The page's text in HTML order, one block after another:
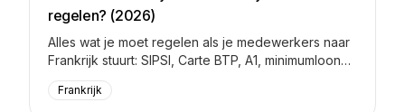
regelen? (2026)
Alles wat je moet regelen als je medewerkers naar
Frankrijk stuurt: SIPSI, Carte BTP, A1, minimumloon
en meer. Actueel voor 2026.
Frankrijk